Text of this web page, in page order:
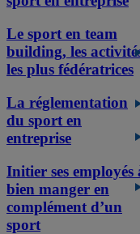
Le sport en team
building, les
les plus fédératrices
La réglementation
du sport en
entreprise
Initier ses employés
bien manger en
complément d’un
sport